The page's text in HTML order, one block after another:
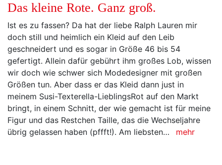
Das kleine Rote. Ganz groß.
Ist es zu fassen? Da hat der liebe Ralph Lauren mir
doch still und heimlich ein Kleid auf den Leib
geschneidert und es sogar in Größe 46 bis 54
gefertigt. Allein dafür gebührt ihm großes Lob, wissen
wir doch wie schwer sich Modedesigner mit großen
Größen tun. Aber dass er das Kleid dann just in
meinem Susi-Texterella-LieblingsRot auf den Markt
bringt, in einem Schnitt, der wie gemacht ist für meine
Figur und das Restchen Taille, das die Wechseljahre
übrig gelassen haben (pffft!). Am liebsten…
mehr